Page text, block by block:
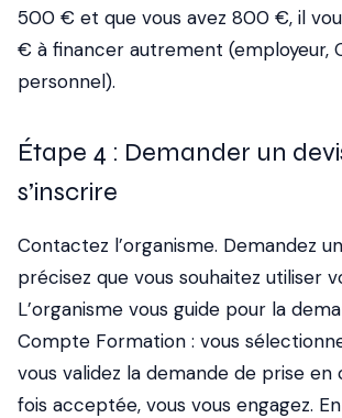
500 € et que vous avez 800 €, il
€ à financer autrement (employeur,
personnel).
Étape 4 : Demander un
s’inscrire
Contactez l’organisme. Demandez un
précisez que vous souhaitez utiliser
L’organisme vous guide pour la
Compte Formation : vous
vous validez la demande de prise en
fois acceptée, vous vous engagez.